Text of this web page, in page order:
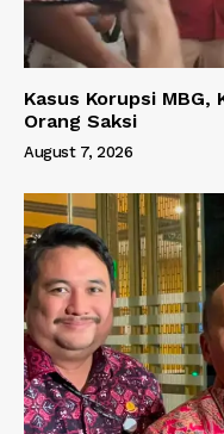
Kasus Korupsi
Orang Saksi
August 7, 2026